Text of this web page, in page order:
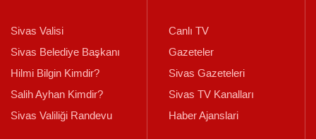
Sivas Valisi
Sivas Belediye Başkanı
Hilmi Bilgin Kimdir?
Salih Ayhan Kimdir?
Sivas Valiliği Randevu
Canlı TV
Gazeteler
Sivas Gazeteleri
Sivas TV Kanalları
Haber Ajanslari